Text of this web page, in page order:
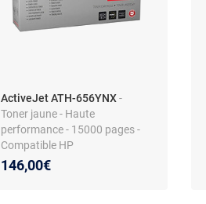
ActiveJet ATH-656YNX-
Toner jaune - Haute
performance - 15000 pages -
Compatible HP
146,00€